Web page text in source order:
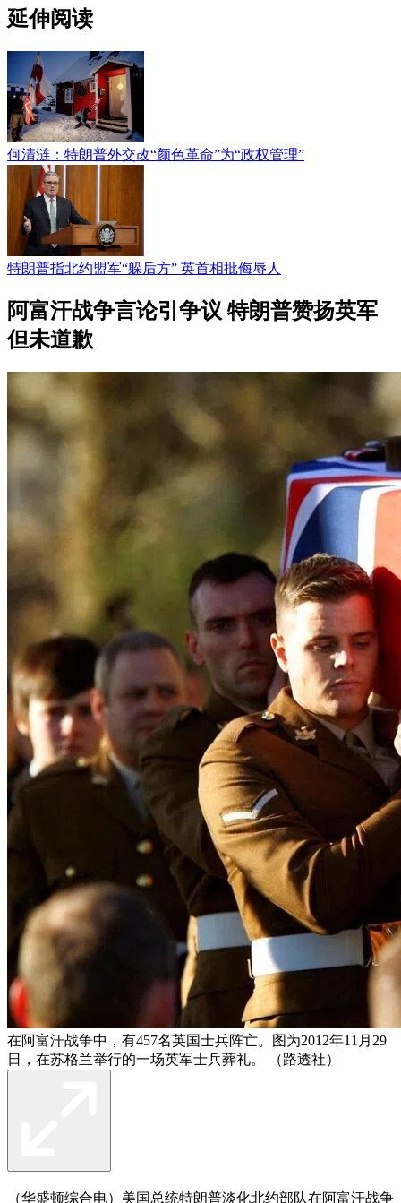
延伸阅读
何清涟：特朗普外交改“颜色革命”为“政权管理”
特朗普指北约盟军“躲后方” 英首相批侮辱人
阿富汗战争言论引争议 特朗普赞扬英军
但未道歉
在阿富汗战争中，有457名英国士兵阵亡。图为2012年11月29
日，在苏格兰举行的一场英军士兵葬礼。 （路透社）
（华盛顿综合电）美国总统特朗普淡化北约部队在阿富汗战争